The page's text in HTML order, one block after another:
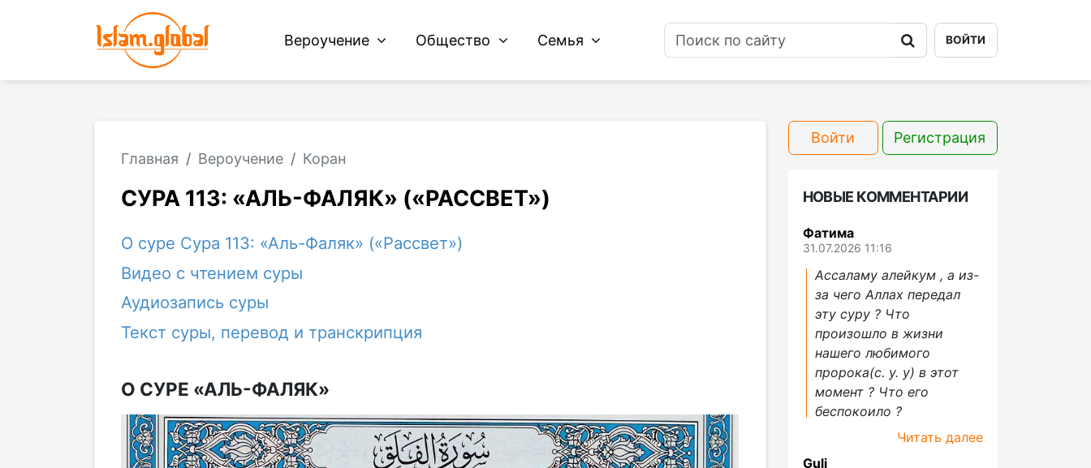
Вероучение Общество Семья ВОЙТИ
Главная Вероучение Коран
СУРА 113: «АЛЬ-ФАЛЯК» («РАССВЕТ»)
О суре Сура 113: «Аль-Фаляк» («Рассвет»)
Видео с чтением суры
Аудиозапись суры
Текст суры, перевод и транскрипция
О СУРЕ «АЛЬ-ФАЛЯК»
Войти Регистрация
НОВЫЕ КОММЕНТАРИИ
Фатима
31.07.2026 11:16
Ассаламу алейкум , а из-
за чего Аллах передал
эту суру ? Что
произошло в жизни
нашего любимого
пророка(с. у. у) в этот
момент ? Что его
беспокоило ?
Читать далее
Guli